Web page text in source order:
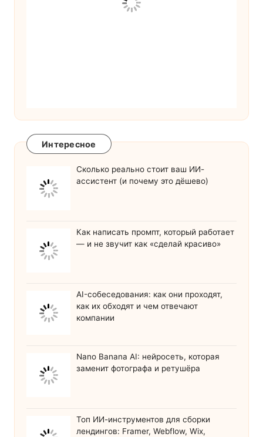
Интересное
Сколько реально стоит ваш ИИ-
ассистент (и почему это дёшево)
Как написать промпт, который работает
— и не звучит как «сделай красиво»
AI-собеседования: как они проходят,
как их обходят и чем отвечают
компании
Nano Banana AI: нейросеть, которая
заменит фотографа и ретушёра
Топ ИИ-инструментов для сборки
лендингов: Framer, Webflow, Wix,